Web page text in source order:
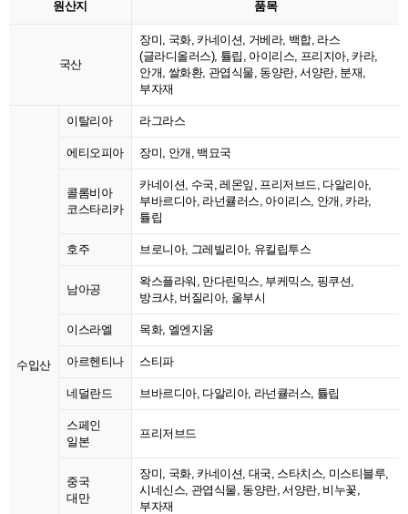
원산지 품목
국산
장미, 국화, 카네이션, 거베라, 백합, 라스
(글라디올러스), 튤립, 아이리스, 프리지아, 카라,
안개, 쌀화환, 관엽식물, 동양란, 서양란, 분재,
부자재
수입산
이탈리아 라그라스
에티오피아 장미, 안개, 백묘국
콜롬비아
코스타리카
카네이션, 수국, 레몬잎, 프리저브드, 다알리아,
부바르디아, 라넌큘러스, 아이리스, 안개, 카라,
튤립
호주 브로니아, 그레빌리아, 유킬립투스
남아공
왁스플라워, 만다린믹스, 부케믹스, 핑쿠션,
방크샤, 버질리아, 울부시
이스라엘 목화, 엘엔지움
아르헨티나 스티파
네덜란드 브바르디아, 다알리아, 라넌큘러스, 튤립
스페인
일본
프리저브드
중국
대만
장미, 국화, 카네이션, 대국, 스타치스, 미스티블루,
시네신스, 관엽식물, 동양란, 서양란, 비누꽃,
부자재